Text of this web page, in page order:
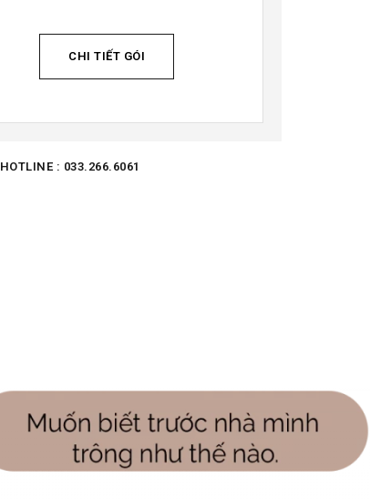
CHI TIẾT GÓI
HOTLINE : 033.266.6061